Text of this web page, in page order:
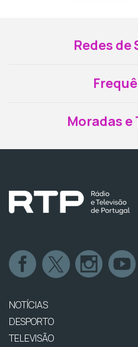
Redes
Moradas
NOTÍCIAS
DESPORTO
TELEVISÃO